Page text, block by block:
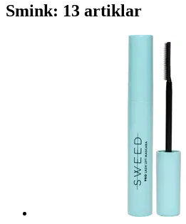
Smink: 13 artiklar